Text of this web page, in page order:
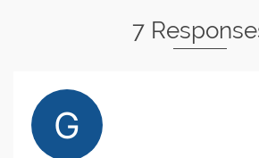
7